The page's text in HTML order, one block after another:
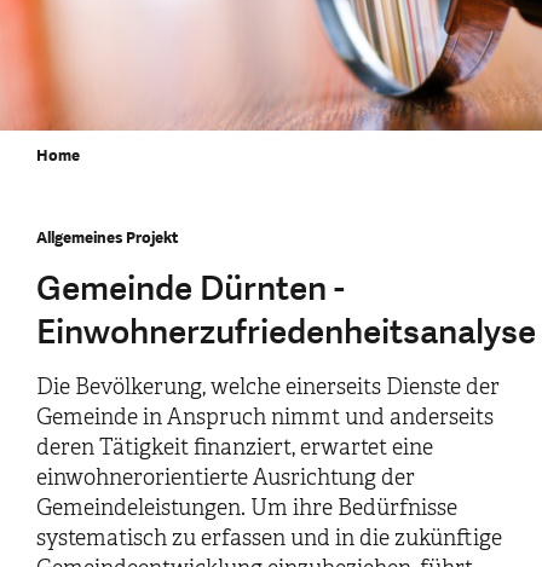
Home
Allgemeines Projekt
Gemeinde Dürnten -
Einwohnerzufriedenheitsanalyse
Die Bevölkerung, welche einerseits Dienste der
Gemeinde in Anspruch nimmt und anderseits
deren Tätigkeit finanziert, erwartet eine
einwohnerorientierte Ausrichtung der
Gemeindeleistungen. Um ihre Bedürfnisse
systematisch zu erfassen und in die zukünftige